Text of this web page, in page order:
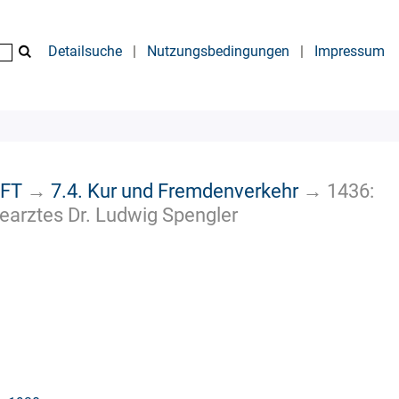
Detailsuche | Nutzungsbedingungen | Impressum
→ 7.4. Kur und Fremdenverkehr→ 1436:
Dr. Ludwig Spengler